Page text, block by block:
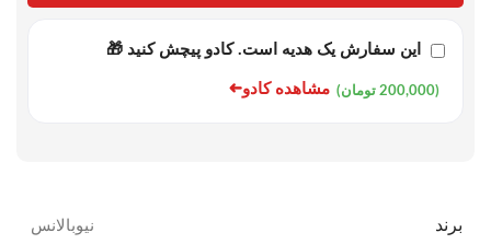
این سفارش یک هدیه است. کادو پیچش کنید 🎁
(200,000 تومان) مشاهده کادو➜
برند نیوبالانس